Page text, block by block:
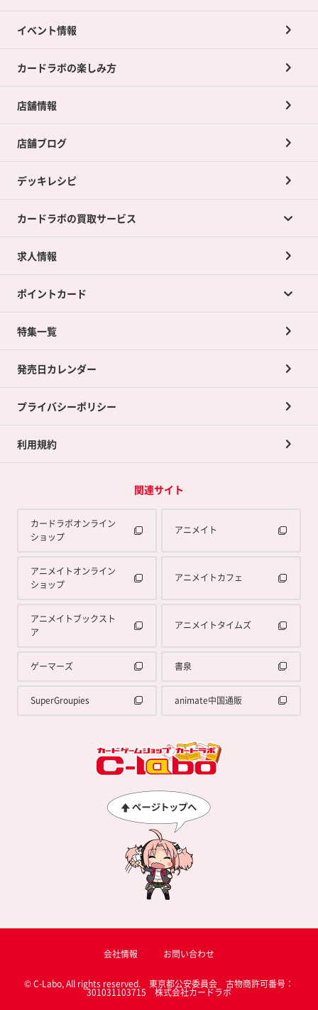
イベント情報
カードラボの楽しみ方
店舗情報
店舗ブログ
デッキレシピ
カードラボの買取サービス
カードラボの買取サービスTOP
店舗買取について
ネット買取について
買取承諾書について
求人情報
ポイントカード
ポイントカードTOP
ポイント交換景品
特集一覧
発売日カレンダー
プライバシーポリシー
利用規約
関連サイト
カードラボオンライン
ショップ
アニメイト
アニメイトオンライン
ショップ
アニメイトカフェ
アニメイトブックスト
ア
アニメイトタイムズ
ゲーマーズ 書泉
SuperGroupies animate中国通販
会社情報 お問い合わせ
© C-Labo, All rights reserved. 東京都公安委員会 古物商許可番号：
301031103715 株式会社カードラボ